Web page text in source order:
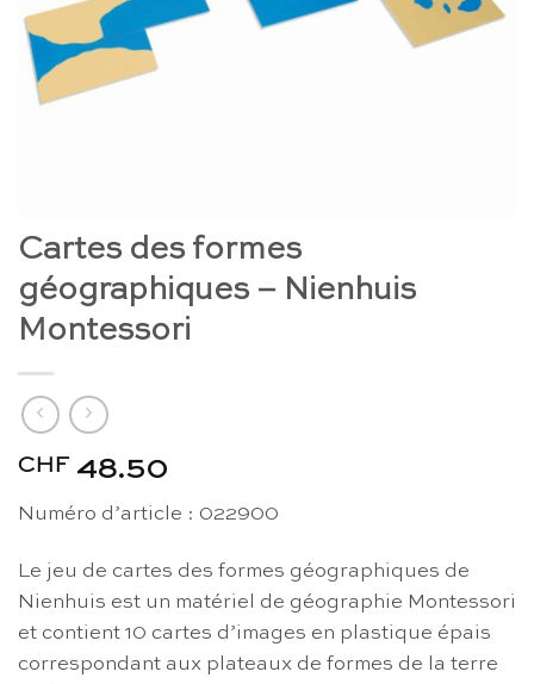
Cartes des formes
géographiques – Nienhuis
Montessori
CHF 48.50
Numéro d’article : 022900
Le jeu de cartes des formes géographiques de
Nienhuis est un matériel de géographie Montessori
et contient 10 cartes d’images en plastique épais
correspondant aux plateaux de formes de la terre